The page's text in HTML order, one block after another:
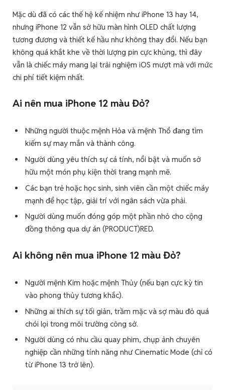
Mặc dù đã có các thế hệ kế nhiệm như iPhone 13 hay 14,
nhưng iPhone 12 vẫn sở hữu màn hình OLED chất lượng
tương đương và thiết kế hầu như không thay đổi. Nếu bạn
không quá khắt khe về thời lượng pin cực khủng, thì đây
vẫn là chiếc máy mang lại trải nghiệm iOS mượt mà với mức
chi phí tiết kiệm nhất.
Ai nên mua iPhone 12 màu Đỏ?
Những người thuộc mệnh Hỏa và mệnh Thổ đang tìm
kiếm sự may mắn và thành công.
Người dùng yêu thích sự cá tính, nổi bật và muốn sở
hữu một món phụ kiện thời trang mạnh mẽ.
Các bạn trẻ hoặc học sinh, sinh viên cần một chiếc máy
mạnh để học tập, giải trí với ngân sách vừa phải.
Người dùng muốn đóng góp một phần nhỏ cho cộng
đồng thông qua dự án (PRODUCT)RED.
Ai không nên mua iPhone 12 màu Đỏ?
Người mệnh Kim hoặc mệnh Thủy (nếu bạn cực kỳ tin
vào phong thủy tương khắc).
Những ai thích sự tối giản, trầm mặc và sợ màu đỏ quá
chói lọi trong môi trường công sở.
Người dùng có nhu cầu quay phim, chụp ảnh chuyên
nghiệp cần những tính năng như Cinematic Mode (chỉ có
từ iPhone 13 trở lên).